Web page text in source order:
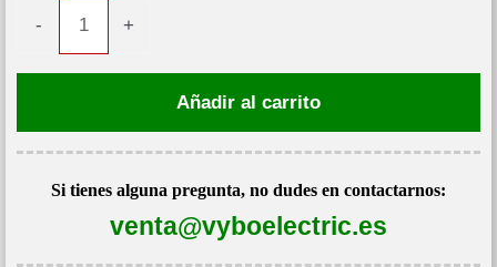
-
0,09kW
400V
+
Añadir al carrito
Si tienes alguna pregunta, no dudes en contactarnos:
venta@vyboelectric.es